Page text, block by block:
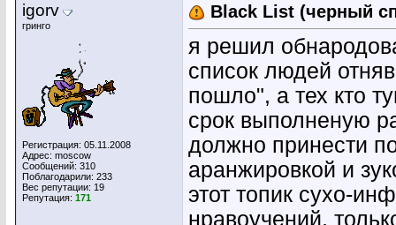
igorv
гринго
Регистрация: 05.11.2008
Адрес: moscow
Сообщений: 310
Поблагодарили: 233
Вес репутации: 19
Репутация: 171
Black List (черный
я решил
список людей
пошло", а тех кто
срок выполненую
должно принести
аранжировкой и
этот топик сухо-
нравоучений,